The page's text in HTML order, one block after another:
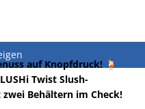
auf Knopfdruck! 🍹
Twist Slush-
Behältern im Check!